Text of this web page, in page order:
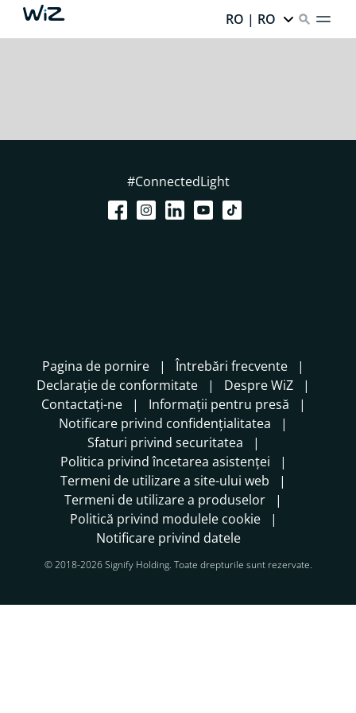
RO | RO
#ConnectedLight
Pagina de pornire
Întrebări frecvente
Declarație de conformitate
Despre WiZ
Contactați-ne
Informații pentru presă
Notificare privind confidențialitatea
Sfaturi privind securitatea
Politica privind încetarea asistenței
Termeni de utilizare a site-ului web
Termeni de utilizare a produselor
Politică privind modulele cookie
Notificare privind datele
© 2018-2026 Signify Holding. Toate drepturile sunt rezervate.